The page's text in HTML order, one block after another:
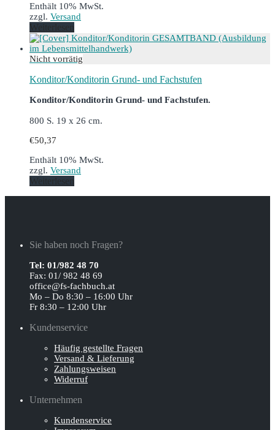
Enthält 10% MwSt.
zzgl. Versand
Weiterlesen
Konditor/Konditorin Grund- und Fachstufen
Konditor/Konditorin Grund- und Fachstufen.
800 S. 19 x 26 cm.
€50,37
Enthält 10% MwSt.
zzgl. Versand
Weiterlesen
Sie haben noch Fragen?
Tel: 01/982 48 70
Fax: 01/ 982 48 69
office@fs-fachbuch.at
Mo – Do 8:30 – 16:00 Uhr
Fr 8:30 – 12:00 Uhr
Kundenservice
Häufig gestellte Fragen
Versand & Lieferung
Zahlungsweisen
Widerruf
Unternehmen
Kundenservice